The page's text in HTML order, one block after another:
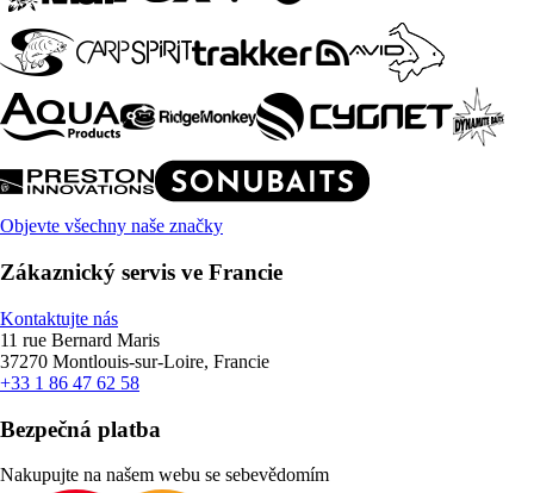
Objevte všechny naše značky
Zákaznický servis ve Francie
Kontaktujte nás
11 rue Bernard Maris
37270 Montlouis-sur-Loire, Francie
+33 1 86 47 62 58
Bezpečná platba
Nakupujte na našem webu se sebevědomím